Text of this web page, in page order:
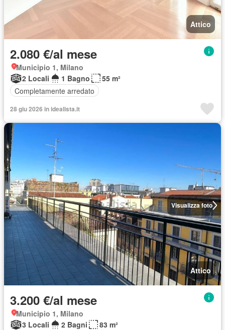
Attico
2.080 €/al mese
Municipio 1, Milano
2 Locali
1 Bagno
55 m²
Completamente arredato
28 giu 2026 in idealista.it
Visualizza foto
Attico
3.200 €/al mese
Municipio 1, Milano
3 Locali
2 Bagni
83 m²